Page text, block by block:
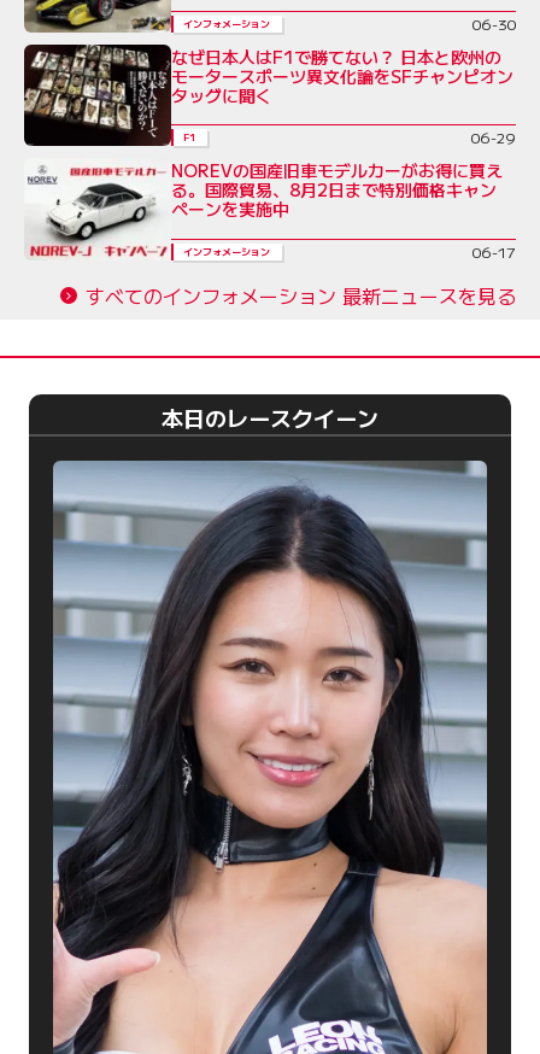
インフォメーション 06-30
なぜ日本人はF1で勝てない？ 日本と欧州の
モータースポーツ異文化論をSFチャンピオン
タッグに聞く
F1 06-29
NOREVの国産旧車モデルカーがお得に買え
る。国際貿易、8月2日まで特別価格キャン
ペーンを実施中
インフォメーション 06-17
すべてのインフォメーション 最新ニュースを見る
本日のレースクイーン